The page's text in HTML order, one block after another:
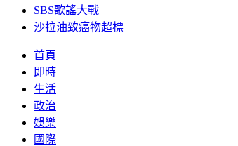
SBS歌謠大戰
沙拉油致癌物超標
首頁
即時
生活
政治
娛樂
國際